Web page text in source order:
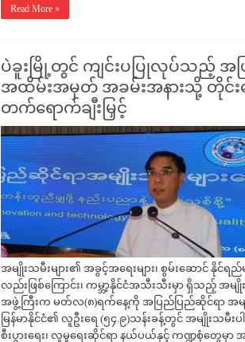
Read More »
ပဲခူးမြို့တွင် ကျင်းပပြုလုပ်သည့် အပ
အထိမ်းအမှတ် အခမ်းအနားသို့ တိုင်းဒ
တက်ရောက်ချီးမြှင့်
အမျိုးသမီးများ၏ အခွင့်အရေးများ၊ စွမ်းဆောင်
လည်းဖြစ်ကြောင်း၊ ကမ္ဘာ့နိုင်ငံအသီးသီးမှာ ရှိသည့် အ
အဖွဲ့ကြီးက မတ်လ(၈)ရက်နေ့ကို အပြည်ပြည်ဆိုင်ရာ အမျို
မြန်မာနိုင်ငံ၏ လူဦးရေ (၅၄.၉)သန်းခန့်တွင် အမျိုးသမီး
စီးပွားရေး၊ လူမှုရေးဆိုင်ရာ နယ်ပယ်နှင့် ကဏ္ဍစုံတွေ